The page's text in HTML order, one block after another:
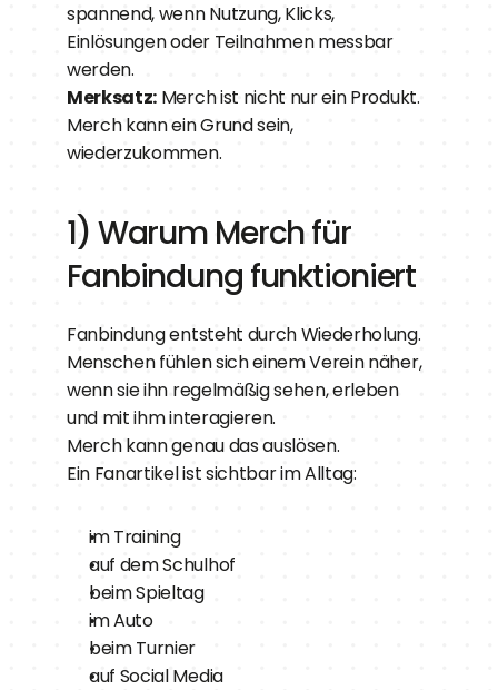
spannend, wenn Nutzung, Klicks,
Einlösungen oder Teilnahmen messbar
werden.
Merksatz: Merch ist nicht nur ein Produkt.
Merch kann ein Grund sein,
wiederzukommen.
1) Warum Merch für
Fanbindung funktioniert
Fanbindung entsteht durch Wiederholung.
Menschen fühlen sich einem Verein näher,
wenn sie ihn regelmäßig sehen, erleben
und mit ihm interagieren.
Merch kann genau das auslösen.
Ein Fanartikel ist sichtbar im Alltag:
im Training
auf dem Schulhof
beim Spieltag
im Auto
beim Turnier
auf Social Media